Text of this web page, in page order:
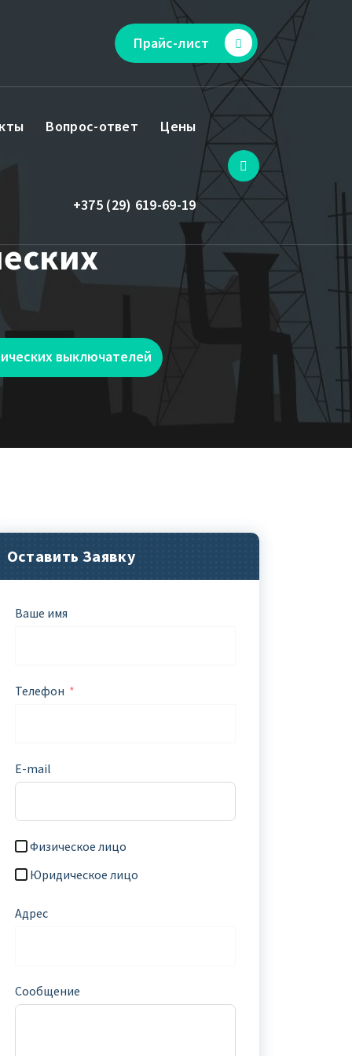
Прайс-лист
Вопрос-ответ Цены
+375 (29) 619-69-19
выключателей
Оставить Заявку
Ваше имя
Телефон
E-mail
Физическое лицо
Юридическое лицо
Адрес
Сообщение